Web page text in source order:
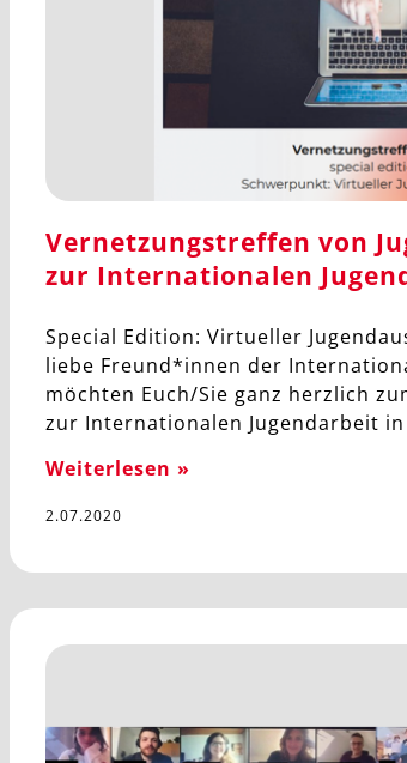
Vernetzungstreffen von
zur Internationalen
Special Edition: Virtueller
liebe Freund*innen der
möchten Euch/Sie ganz herzlich
zur Internationalen Jugendarbeit in
Weiterlesen »
2.07.2020